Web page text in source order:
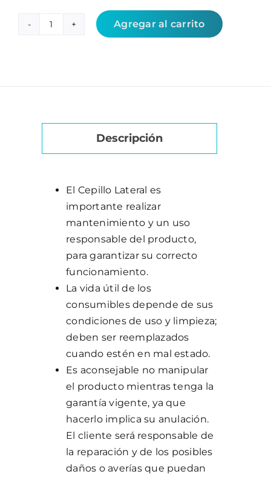
Agregar al carrito
Descripción
El Cepillo Lateral es
importante realizar
mantenimiento y un uso
responsable del producto,
para garantizar su correcto
funcionamiento.
La vida útil de los
consumibles depende de sus
condiciones de uso y limpieza;
deben ser reemplazados
cuando estén en mal estado.
Es aconsejable no manipular
el producto mientras tenga la
garantía vigente, ya que
hacerlo implica su anulación.
El cliente será responsable de
la reparación y de los posibles
daños o averías que puedan